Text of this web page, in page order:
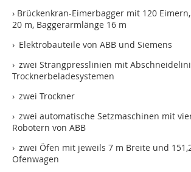
› Brückenkran-Eimerbagger mit 120
20 m, Baggerarmlänge 16 m
› Elektrobauteile von ABB und Siemens
› zwei Strangpresslinien mit
Trocknerbeladesystemen
› zwei Trockner
› zwei automatische Setzmaschinen mit
Robotern von ABB
› zwei Öfen mit jeweils 7 m Breite und
Ofenwagen